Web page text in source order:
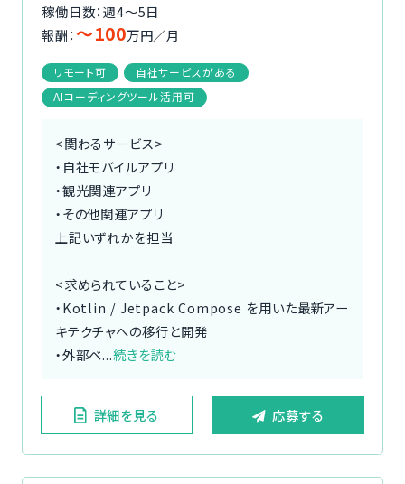
法人の方
稼働日数：週4〜5日
報酬： 〜100万円／月
リモート可
自社サービスがある
AIコーディングツール活用可
<関わるサービス>
・自社モバイルアプリ
・観光関連アプリ
・その他関連アプリ
上記いずれかを担当
<求められていること>
・Kotlin / Jetpack Compose を用いた最新アー
キテクチャへの移行と開発
・外部ベ...続きを読む
詳細を見る 応募する